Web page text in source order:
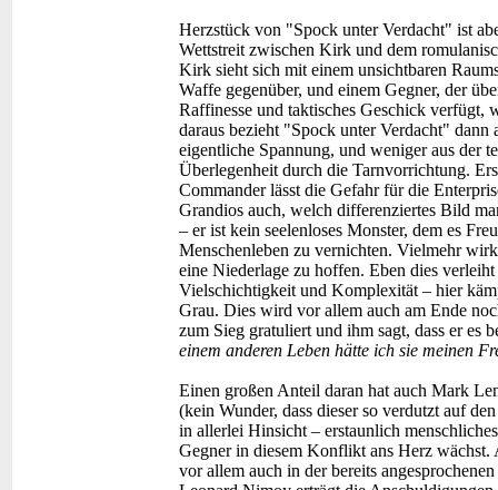
Herzstück von "Spock unter Verdacht" ist
Wettstreit zwischen Kirk und dem
Kirk sieht sich mit einem unsichtbaren
Waffe gegenüber, und einem Gegner, der
Raffinesse und taktisches Geschick verfügt,
daraus bezieht "Spock unter Verdacht" dann
eigentliche Spannung, und weniger aus der
Überlegenheit durch die Tarnvorrichtung.
Commander lässt die Gefahr für die
Grandios auch, welch differenziertes Bild
– er ist kein seelenloses Monster, dem es
Menschenleben zu vernichten. Vielmehr
eine Niederlage zu hoffen. Eben dies
Vielschichtigkeit und Komplexität – hier
Grau. Dies wird vor allem auch am Ende
zum Sieg gratuliert und ihm sagt, dass er es
einem anderen Leben hätte ich sie meinen
Einen großen Anteil daran hat auch Mark
(kein Wunder, dass dieser so verdutzt auf
in allerlei Hinsicht – erstaunlich
Gegner in diesem Konflikt ans Herz
vor allem auch in der bereits